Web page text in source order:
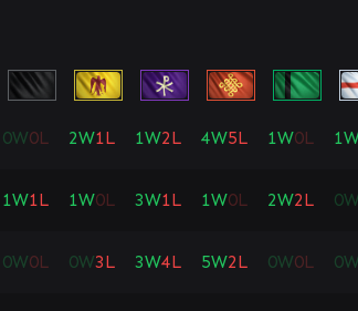
0W0L 2W1L 1W2L 4W5L 1W0L 1
1W1L 1W0L 3W1L 1W0L 2W2L 0W
0W0L 0W3L 3W4L 5W2L 0W0L 0W